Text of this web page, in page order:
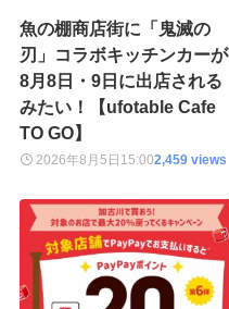
魚の棚商店街に「鬼滅の
刃」コラボキッチンカーが
8月8日・9日に出店される
みたい！【ufotable Cafe
TO GO】
2026年8月5日 15:002,459 views